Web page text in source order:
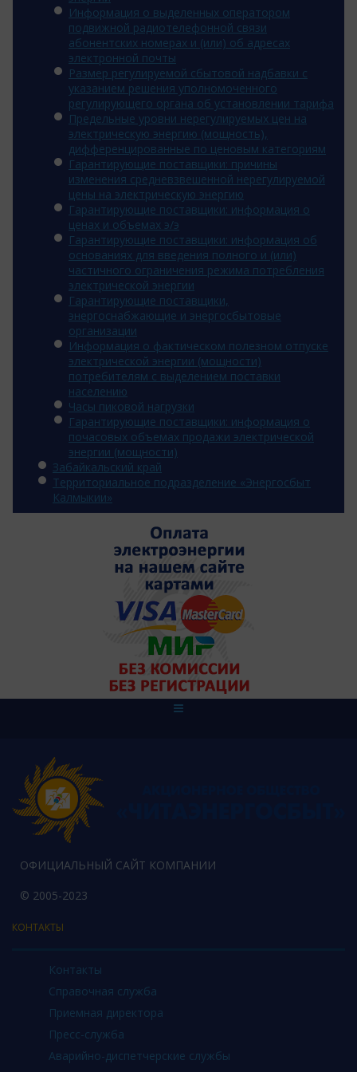
Информация о выделенных оператором
подвижной радиотелефонной связи
абонентских номерах и (или) об адресах
электронной почты
Размер регулируемой сбытовой надбавки с
указанием решения уполномоченного
регулирующего органа об установлении тарифа
Предельные уровни нерегулируемых цен на
электрическую энергию (мощность),
дифференцированные по ценовым категориям
Гарантирующие поставщики: причины
изменения средневзвешенной нерегулируемой
цены на электрическую энергию
Гарантирующие поставщики: информация о
ценах и объемах э/э
Гарантирующие поставщики: информация об
основаниях для введения полного и (или)
частичного ограничения режима потребления
электрической энергии
Гарантирующие поставщики,
энергоснабжающие и энергосбытовые
организации
Информация о фактическом полезном отпуске
электрической энергии (мощности)
потребителям с выделением поставки
населению
Часы пиковой нагрузки
Гарантирующие поставщики: информация о
почасовых объемах продажи электрической
энергии (мощности)
Забайкальский край
Территориальное подразделение «Энергосбыт
Калмыкии»
ОФИЦИАЛЬНЫЙ САЙТ КОМПАНИИ
© 2005-2023
КОНТАКТЫ
Контакты
Справочная служба
Приемная директора
Пресс-служба
Аварийно-диспетчерские службы